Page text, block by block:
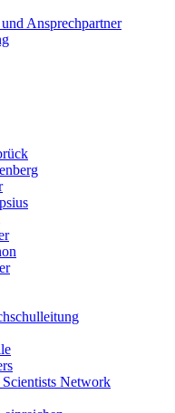
Ansprechpartner
Scientists Network